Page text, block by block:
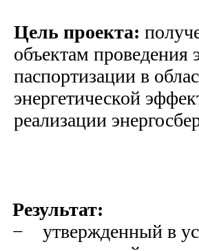
Цель проекта:
объектам проведения
паспортизации в
энергетической
реализации
Результат:
− утвержденный в